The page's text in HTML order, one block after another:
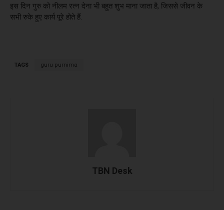
इस दिन गुरु को नीलम रत्न देना भी बहुत शुभ माना जाता है, जिससे जीवन के
सभी रुके हुए कार्य पूरे होते हैं.
TAGS guru purnima
TBN Desk